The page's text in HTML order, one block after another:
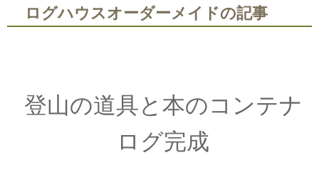
ログハウスオーダーメイドの記事
登山の道具と本のコンテナ
ログ完成